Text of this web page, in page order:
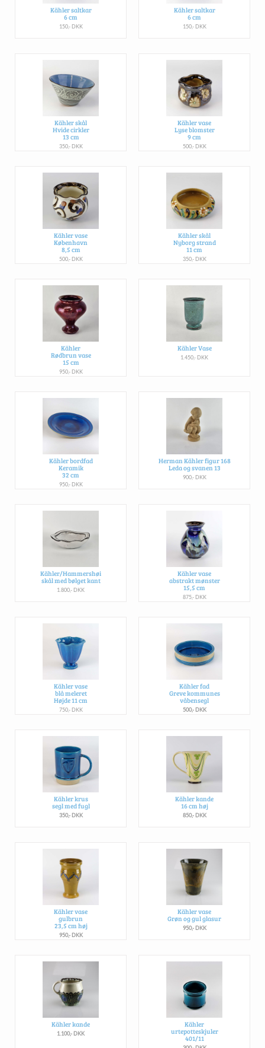
Kähler saltkar
6 cm
150,- DKK
Kähler saltkar
6 cm
150,- DKK
Kähler skål
Hvide cirkler
13 cm
350,- DKK
Kähler vase
Lyse blomster
9 cm
500,- DKK
Kähler vase
København
8,5 cm
500,- DKK
Kähler skål
Nyborg strand
11 cm
350,- DKK
Kähler
Rødbrun vase
15 cm
950,- DKK
Kähler Vase
1.450,- DKK
Kähler bordfad
Keramik
32 cm
950,- DKK
Herman Kähler figur 168
Leda og svanen 13
900,- DKK
Kähler/Hammershøi
skål med bølget kant
1.800,- DKK
Kähler vase
abstrakt mønster
15,5 cm
875,- DKK
Kähler vase
blå meleret
Højde 11 cm
750,- DKK
Kähler fad
Greve kommunes
våbensegl
500,- DKK
Kähler krus
segl med fugl
350,- DKK
Kähler kande
16 cm høj
850,- DKK
Kähler vase
gulbrun
23,5 cm høj
950,- DKK
Kähler vase
Grøn og gul glasur
950,- DKK
Kähler kande
1.100,- DKK
Kähler
urtepotteskjuler
401/11